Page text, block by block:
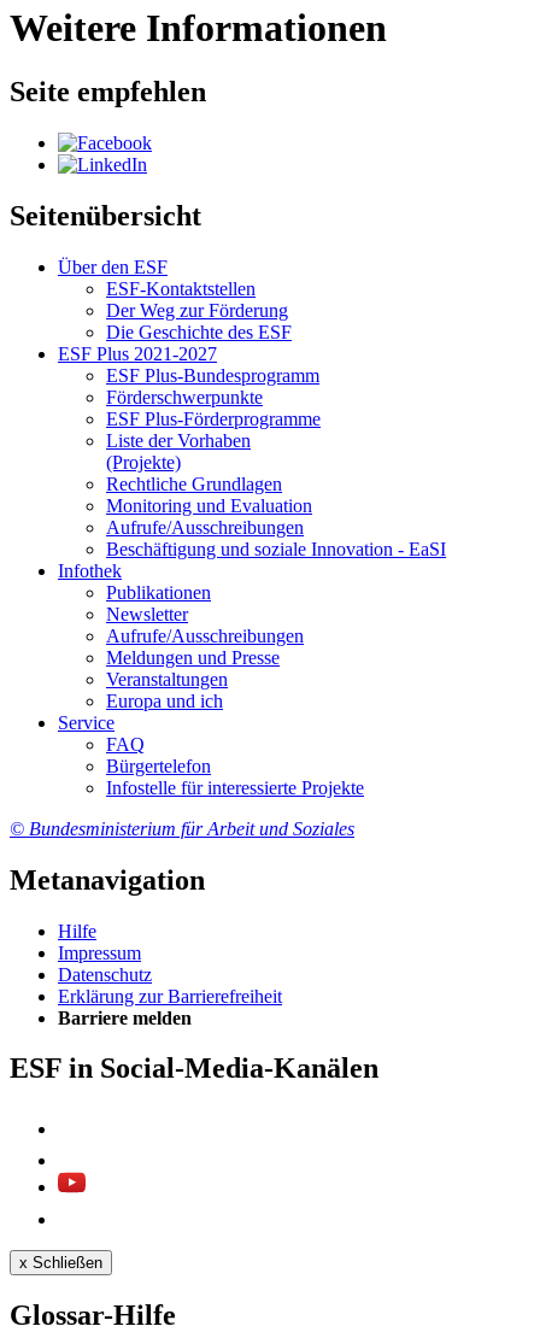
Weitere Informationen
Seite empfehlen
Seitenübersicht
Über den ESF
ESF-Kon­takt­stel­len
Der Weg zur För­de­rung
Die Ge­schich­te des ESF
ESF Plus 2021-2027
ESF Plus-Bun­des­pro­gramm
För­der­schwer­punk­te
ESF Plus-För­der­pro­gram­me
Lis­te der Vor­ha­ben
(Pro­jek­te)
Recht­li­che Grund­la­gen
Mo­ni­to­ring und Eva­lua­ti­on
Auf­ru­fe/Aus­schrei­bun­gen
Be­schäf­ti­gung und so­zia­le In­no­va­ti­on - Ea­SI
In­fo­thek
Pu­bli­ka­tio­nen
Newslet­ter
Auf­ru­fe/Aus­schrei­bun­gen
Mel­dun­gen und Pres­se
Ver­an­stal­tun­gen
Eu­ro­pa und ich
Ser­vice
FAQ
Bür­ger­te­le­fon
In­fo­stel­le für in­ter­es­sier­te Pro­jek­te
© Bundesministerium für Arbeit und Soziales
Metanavigation
Hil­fe
Im­pres­s­um
Da­ten­schutz
Er­klä­rung zur Bar­rie­re­frei­heit
Bar­rie­re mel­den
ESF in Social-Media-Kanälen
x Schließen
Glossar-Hilfe